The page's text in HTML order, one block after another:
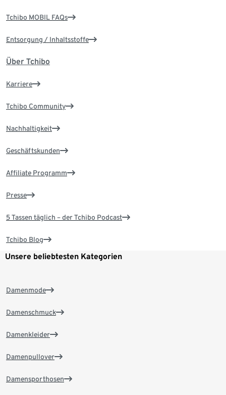
Tchibo MOBIL FAQs
Entsorgung / Inhaltsstoffe
Über Tchibo
Karriere
Tchibo Community
Nachhaltigkeit
Geschäftskunden
Affiliate Programm
Presse
5 Tassen täglich – der Tchibo Podcast
Tchibo Blog
Unsere beliebtesten Kategorien
Damenmode
Damenschmuck
Damenkleider
Damenpullover
Damensporthosen